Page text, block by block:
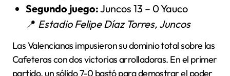
Segundo juego:Juncos 13 – 0 Yauco
📍 Estadio Felipe Díaz Torres, Juncos
Las Valencianas impusieron su dominio total sobre las
Cafeteras con dos victorias arrolladoras. En el primer
partido, un sólido 7-0 bastó para demostrar el poder